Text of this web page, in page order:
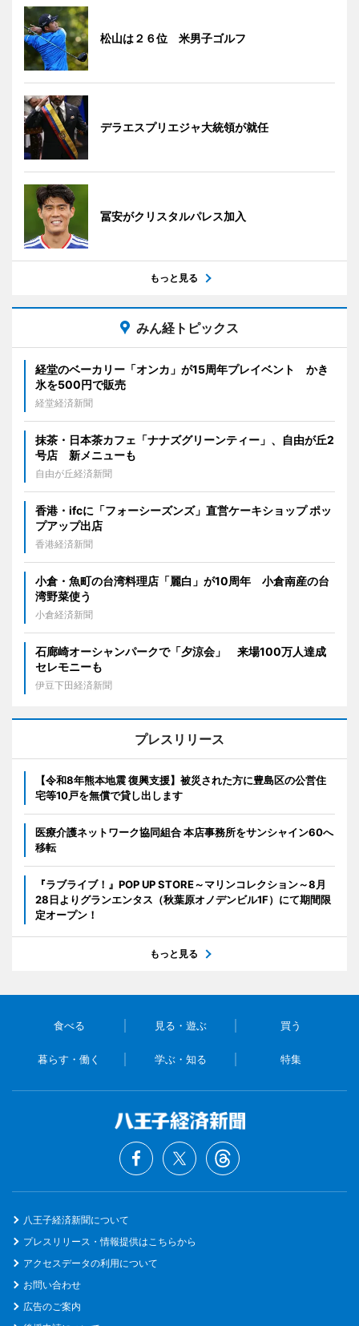
松山は２６位 米男子ゴルフ
デラエスプリエジャ大統領が就任
冨安がクリスタルパレス加入
もっと見る
みん経トピックス
経堂のベーカリー「オンカ」が15周年プレイベント かき
氷を500円で販売
経堂経済新聞
抹茶・日本茶カフェ「ナナズグリーンティー」、自由が丘2
号店 新メニューも
自由が丘経済新聞
香港・ifcに「フォーシーズンズ」直営ケーキショップ ポッ
プアップ出店
香港経済新聞
小倉・魚町の台湾料理店「麗白」が10周年 小倉南産の台
湾野菜使う
小倉経済新聞
石廊崎オーシャンパークで「夕涼会」 来場100万人達成
セレモニーも
伊豆下田経済新聞
プレスリリース
【令和8年熊本地震 復興支援】被災された方に豊島区の公営住
宅等10戸を無償で貸し出します
医療介護ネットワーク協同組合 本店事務所をサンシャイン60へ
移転
『ラブライブ！』POP UP STORE～マリンコレクション～8月
28日よりグランエンタス（秋葉原オノデンビル1F）にて期間限
定オープン！
もっと見る
食べる 見る・遊ぶ 買う
暮らす・働く 学ぶ・知る 特集
八王子経済新聞について
プレスリリース・情報提供はこちらから
アクセスデータの利用について
お問い合わせ
広告のご案内